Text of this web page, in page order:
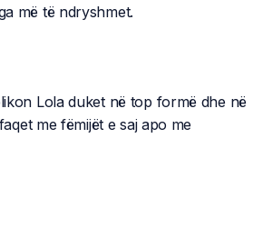
më të ndryshmet.
Lola duket në top formë dhe në
me fëmijët e saj apo me